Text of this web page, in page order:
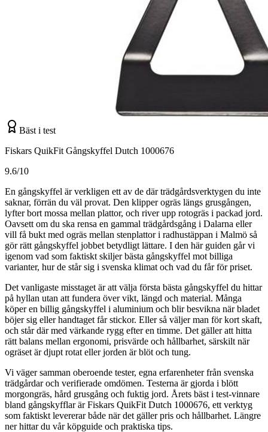
Bäst i test
Fiskars QuikFit Gångskyffel Dutch 1000676
9.6/10
En gångskyffel är verkligen ett av de där trädgårdsverktygen du inte
saknar, förrän du väl provat. Den klipper ogräs längs grusgången,
lyfter bort mossa mellan plattor, och river upp rotogräs i packad jord.
Oavsett om du ska rensa en gammal trädgårdsgång i Dalarna eller
vill få bukt med ogräs mellan stenplattor i radhustäppan i Malmö så
gör rätt gångskyffel jobbet betydligt lättare. I den här guiden går vi
igenom vad som faktiskt skiljer bästa gångskyffel mot billiga
varianter, hur de står sig i svenska klimat och vad du får för priset.
Det vanligaste misstaget är att välja första bästa gångskyffel du hittar
på hyllan utan att fundera över vikt, längd och material. Många
köper en billig gångskyffel i aluminium och blir besvikna när bladet
böjer sig eller handtaget får stickor. Eller så väljer man för kort skaft,
och står där med värkande rygg efter en timme. Det gäller att hitta
rätt balans mellan ergonomi, prisvärde och hållbarhet, särskilt när
ogräset är djupt rotat eller jorden är blöt och tung.
Vi väger samman oberoende tester, egna erfarenheter från svenska
trädgårdar och verifierade omdömen. Testerna är gjorda i blött
morgongräs, hård grusgång och fuktig jord. Årets bäst i test-vinnare
bland gångskyfflar är Fiskars QuikFit Dutch 1000676, ett verktyg
som faktiskt levererar både när det gäller pris och hållbarhet. Längre
ner hittar du vår köpguide och praktiska tips.